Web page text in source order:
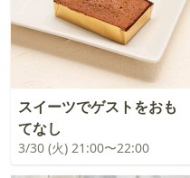
スイーツでゲストをおも
てなし
3/30 (火) 21:00〜22:00